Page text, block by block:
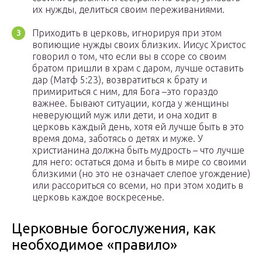
их нужды, делиться своим переживаниями.
Приходить в церковь, игнорируя при этом
вопиющие нужды своих близких. Иисус Христос
говорил о том, что если вы в ссоре со своим
братом пришли в храм с даром, лучше оставить
дар (Матф 5:23), возвратиться к брату и
примириться с ним, для Бога –это гораздо
важнее. Бывают ситуации, когда у женщины
неверующий муж или дети, и она ходит в
церковь каждый день, хотя ей лучше быть в это
время дома, заботясь о детях и муже. У
христианина должна быть мудрость – что лучше
для него: остаться дома и быть в мире со своими
близкими (но это не означает слепое угождение)
или рассориться со всеми, но при этом ходить в
церковь каждое воскресенье.
Церковные богослужения, как
необходимое «правило»